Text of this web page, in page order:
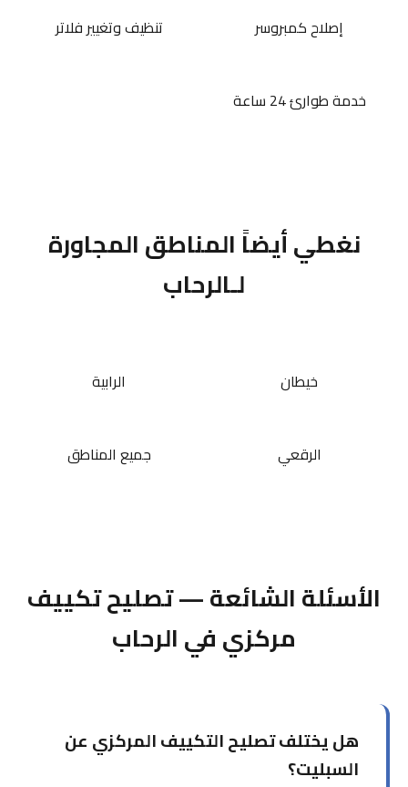
إصلاح كمبروسر تنظيف وتغيير فلاتر
خدمة طوارئ 24 ساعة
نغطي أيضاً المناطق المجاورة
لـالرحاب
خيطان الرابية
الرقعي جميع المناطق
الأسئلة الشائعة — تصليح تكييف
مركزي في الرحاب
هل يختلف تصليح التكييف المركزي عن
السبليت؟